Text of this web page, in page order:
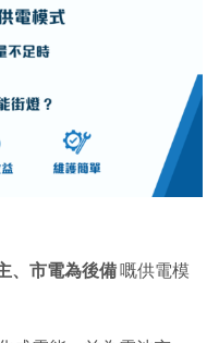
、市電為後備嘅供電模